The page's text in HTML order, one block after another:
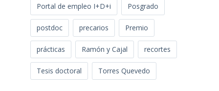
Portal de empleo I+D+i Posgrado
postdoc precarios Premio
prácticas Ramón y Cajal recortes
Tesis doctoral Torres Quevedo